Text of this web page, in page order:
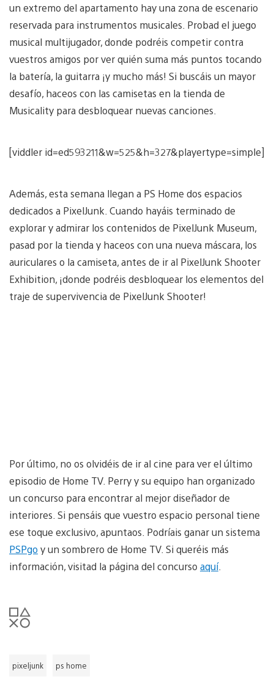
un extremo del apartamento hay una zona de escenario
reservada para instrumentos musicales. Probad el juego
musical multijugador, donde podréis competir contra
vuestros amigos por ver quién suma más puntos tocando
la batería, la guitarra ¡y mucho más! Si buscáis un mayor
desafío, haceos con las camisetas en la tienda de
Musicality para desbloquear nuevas canciones.
[viddler id=ed593211&w=525&h=327&playertype=simple]
Además, esta semana llegan a PS Home dos espacios
dedicados a PixelJunk. Cuando hayáis terminado de
explorar y admirar los contenidos de PixelJunk Museum,
pasad por la tienda y haceos con una nueva máscara, los
auriculares o la camiseta, antes de ir al PixelJunk Shooter
Exhibition, ¡donde podréis desbloquear los elementos del
traje de supervivencia de PixelJunk Shooter!
Por último, no os olvidéis de ir al cine para ver el último
episodio de Home TV. Perry y su equipo han organizado
un concurso para encontrar al mejor diseñador de
interiores. Si pensáis que vuestro espacio personal tiene
ese toque exclusivo, apuntaos. Podríais ganar un sistema
PSPgo y un sombrero de Home TV. Si queréis más
información, visitad la página del concurso aquí.
pixeljunk ps home